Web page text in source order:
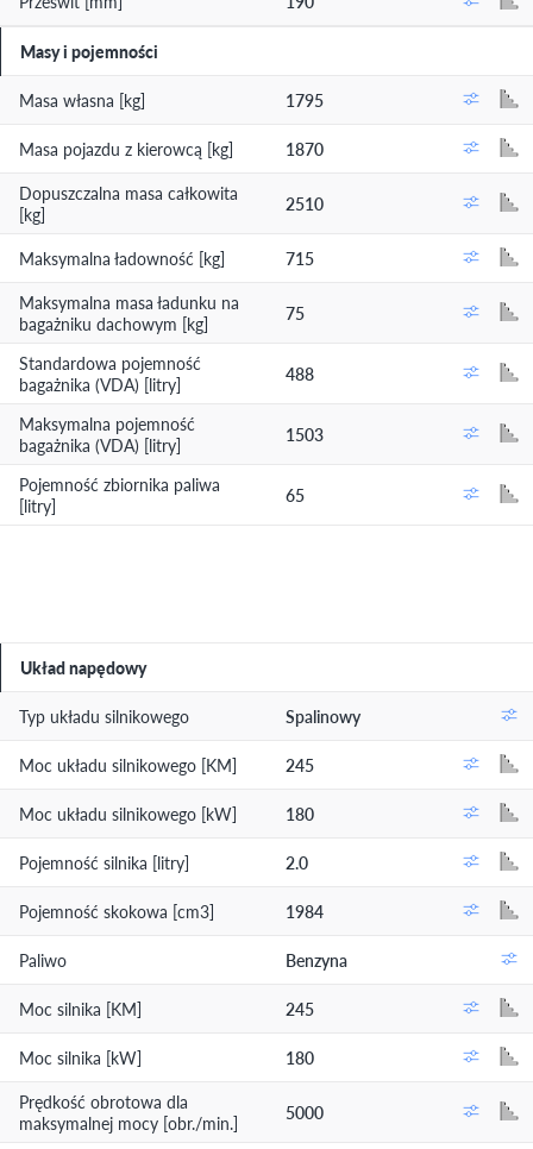
Masy i pojemności
Masa własna [kg] 1795
Masa pojazdu z kierowcą [kg]
1870
Dopuszczalna masa całkowita
[kg]
2510
Maksymalna ładowność [kg]
715
Maksymalna masa ładunku na
bagażniku dachowym [kg]
75
Standardowa pojemność
bagażnika (VDA) [litry]
488
Maksymalna pojemność
bagażnika (VDA) [litry]
1503
Pojemność zbiornika paliwa
[litry]
65
Układ napędowy
Typ układu silnikowego Spalinowy
Moc układu silnikowego [KM] 245
Moc układu silnikowego [kW] 180
Pojemność silnika [litry] 2.0
Pojemność skokowa [cm3] 1984
Paliwo Benzyna
Moc silnika [KM] 245
Moc silnika [kW]
180
Prędkość obrotowa dla
maksymalnej mocy [obr./min.]
5000